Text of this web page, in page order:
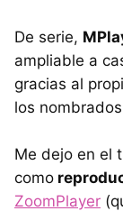
De serie,
ampliable a
gracias al
los
Me dejo en el
como
ZoomPlayer